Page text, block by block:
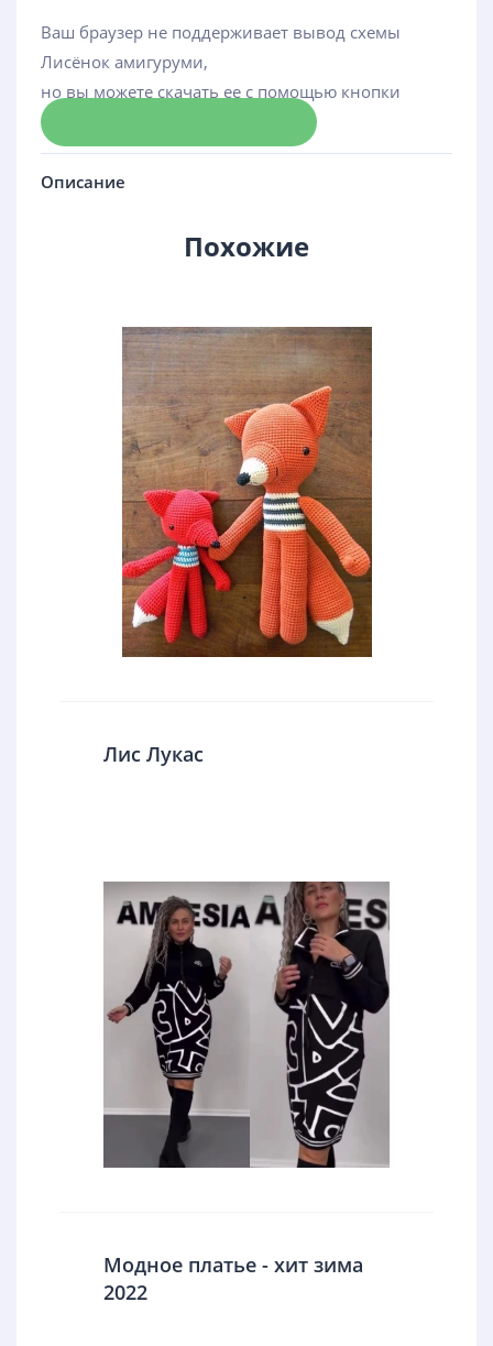
Ваш браузер не поддерживает вывод схемы
Лисёнок амигуруми,
но вы можете скачать ее с помощью кнопки
Описание
Похожие
Лис Лукас
Модное платье - хит зима
2022